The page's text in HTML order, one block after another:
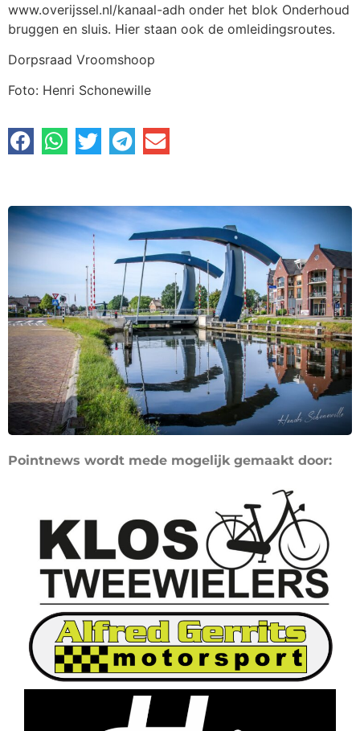
www.overijssel.nl/kanaal-adh onder het blok Onderhoud
bruggen en sluis. Hier staan ook de omleidingsroutes.
Dorpsraad Vroomshoop
Foto: Henri Schonewille
Pointnews wordt mede mogelijk gemaakt door: